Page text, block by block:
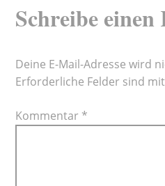
Schreibe
Deine E-Mail-Adresse wird
Erforderliche Felder sind mit
Kommentar *